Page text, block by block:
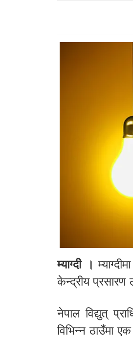
म्याग्दी ।
केन्द्रीय प्रसारण
नेपाल विद्युत्
विभिन्न ठाउँमा